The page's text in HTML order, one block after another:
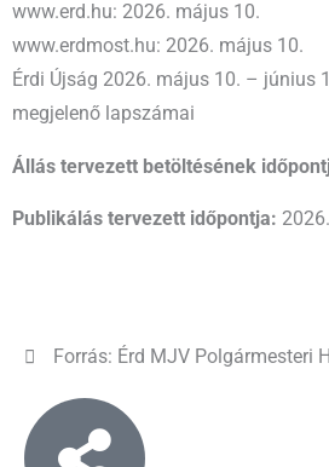
www.erd.hu: 2026. május 10.
www.erdmost.hu: 2026. május 10.
Érdi Újság 2026. május 10. – június
megjelenő lapszámai
Állás tervezett betöltésének
Publikálás tervezett időpontja:
Forrás: Érd MJV Polgármesteri